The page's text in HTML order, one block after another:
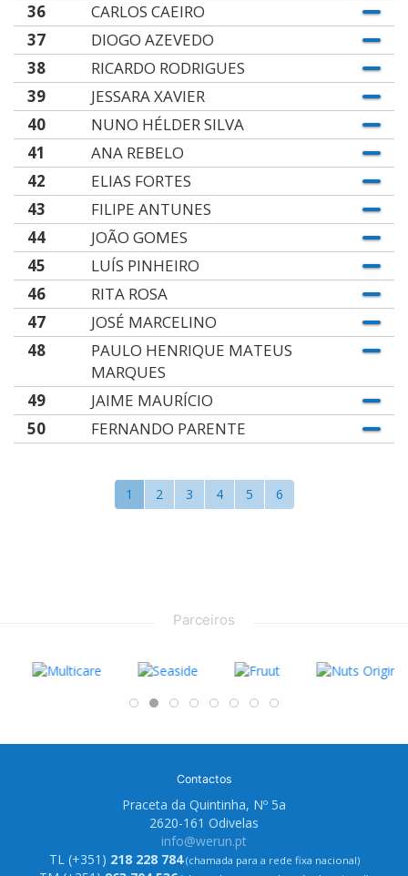
36
CARLOS CAEIRO
37
DIOGO AZEVEDO
38
RICARDO RODRIGUES
39
JESSARA XAVIER
40
NUNO HÉLDER SILVA
41
ANA REBELO
42
ELIAS FORTES
43
FILIPE ANTUNES
44
JOÃO GOMES
45
LUÍS PINHEIRO
46
RITA ROSA
47
JOSÉ MARCELINO
48
PAULO HENRIQUE MATEUS
MARQUES
49
JAIME MAURÍCIO
50
FERNANDO PARENTE
1 2 3 4 5 6
Parceiros
Contactos
Praceta da Quintinha, Nº 5a
2620-161 Odivelas
info@werun.pt
TL (+351) 218 228 784(chamada para a rede fixa nacional)